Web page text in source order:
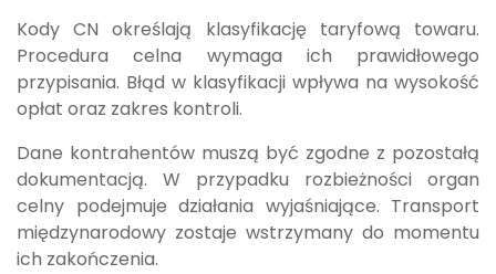
Kody CN określają klasyfikację taryfową towaru.
Procedura celna wymaga ich prawidłowego
przypisania. Błąd w klasyfikacji wpływa na wysokość
opłat oraz zakres kontroli.
Dane kontrahentów muszą być zgodne z pozostałą
dokumentacją. W przypadku rozbieżności organ
celny podejmuje działania wyjaśniające. Transport
międzynarodowy zostaje wstrzymany do momentu
ich zakończenia.